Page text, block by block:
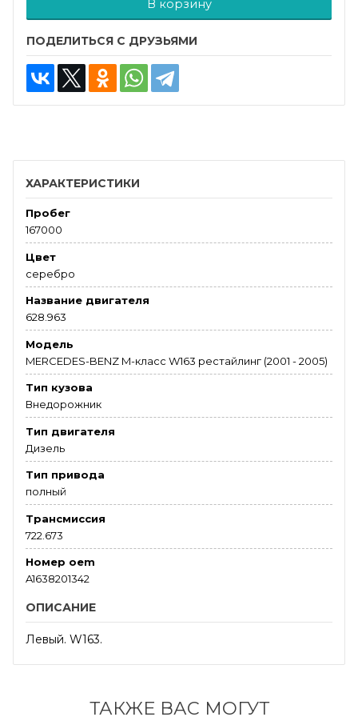
В корзину
ПОДЕЛИТЬСЯ С ДРУЗЬЯМИ
ХАРАКТЕРИСТИКИ
Пробег
167000
Цвет
серебро
Название двигателя
628.963
Модель
MERCEDES-BENZ M-класс W163 рестайлинг (2001 - 2005)
Тип кузова
Внедорожник
Тип двигателя
Дизель
Тип привода
полный
Трансмиссия
722.673
Номер oem
A1638201342
ОПИСАНИЕ
Левый. W163.
ТАКЖЕ ВАС МОГУТ